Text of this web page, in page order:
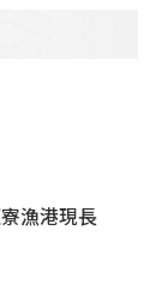
漁港現長